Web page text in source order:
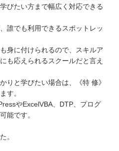
びたい方まで幅広く対応できる
誰でも利用できるスポットレッ
身に付けられるので、スキルア
も応えられるスクールだと言え
りと学びたい場合は、《特 修》
す。
やExcelVBA、DTP、プログ
能です。
。